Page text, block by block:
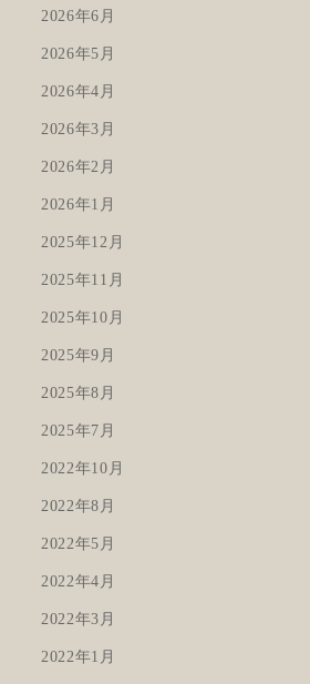
2026年6月
2026年5月
2026年4月
2026年3月
2026年2月
2026年1月
2025年12月
2025年11月
2025年10月
2025年9月
2025年8月
2025年7月
2022年10月
2022年8月
2022年5月
2022年4月
2022年3月
2022年1月